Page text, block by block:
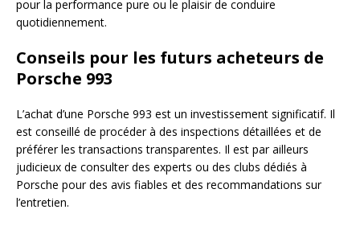
pour la performance pure ou le plaisir de conduire
quotidiennement.
Conseils pour les futurs acheteurs de
Porsche 993
L’achat d’une Porsche 993 est un investissement significatif. Il
est conseillé de procéder à des inspections détaillées et de
préférer les transactions transparentes. Il est par ailleurs
judicieux de consulter des experts ou des clubs dédiés à
Porsche pour des avis fiables et des recommandations sur
l’entretien.